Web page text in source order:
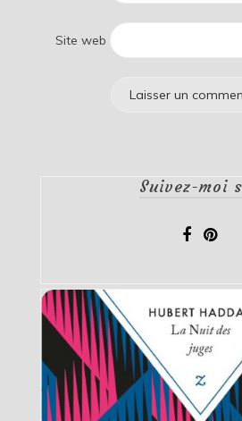
Site web
Suivez-moi